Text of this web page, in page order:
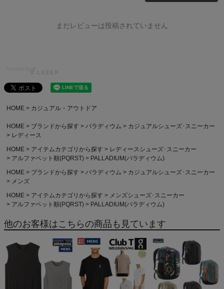
まだレビューは投稿されていません
HOME カジュアル・アウトドア
HOME ブランドから探す パラディウム
カジュアルシューズ･スニーカー
レディース
HOME
アイテムカテゴリから探す
レディースシューズ･スニーカー
アルファベット順(PQRST)
PALLADIUM(パラディウム)
HOME
ブランドから探す パラディウム
カジュアルシューズ･スニーカー
メンズ
HOME
アイテムカテゴリから探す
メンズシューズ･スニーカー
アルファベット順(PQRST)
PALLADIUM(パラディウム)
他のお客様はこちらの商品も見ています